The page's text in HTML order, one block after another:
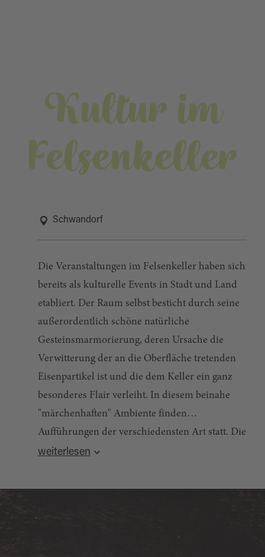
Kultur im
Felsenkeller
Schwandorf
Die Veranstaltungen im Felsenkeller haben sich
bereits als kulturelle Events in Stadt und Land
etabliert. Der Raum selbst besticht durch seine
außerordentlich schöne natürliche
Gesteinsmarmorierung, deren Ursache die
Verwitterung der an die Oberfläche tretenden
Eisenpartikel ist und die dem Keller ein ganz
besonderes Flair verleiht. In diesem beinahe
"märchenhaften" Ambiente finden
Aufführungen der verschiedensten Art statt. Die
Palette reicht dabei von Blues-, Folk- und
schauspielerischer Art, Lesungen, Rezitationen
Quelle:destination.one
weiterlesen